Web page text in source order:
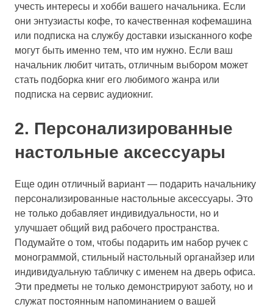
учесть интересы и хобби вашего начальника. Если
они энтузиасты кофе, то качественная кофемашина
или подписка на службу доставки изысканного кофе
могут быть именно тем, что им нужно. Если ваш
начальник любит читать, отличным выбором может
стать подборка книг его любимого жанра или
подписка на сервис аудиокниг.
2. Персонализированные
настольные аксессуары
Еще один отличный вариант — подарить начальнику
персонализированные настольные аксессуары. Это
не только добавляет индивидуальности, но и
улучшает общий вид рабочего пространства.
Подумайте о том, чтобы подарить им набор ручек с
монограммой, стильный настольный органайзер или
индивидуальную табличку с именем на дверь офиса.
Эти предметы не только демонстрируют заботу, но и
служат постоянным напоминанием о вашей